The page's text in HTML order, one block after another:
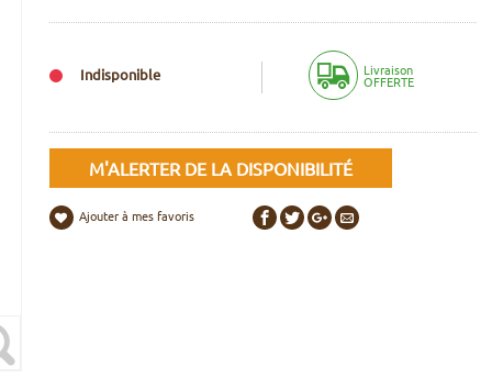
Indisponible Livraison
OFFERTE
M'ALERTER DE LA DISPONIBILITÉ
Ajouter à mes favoris